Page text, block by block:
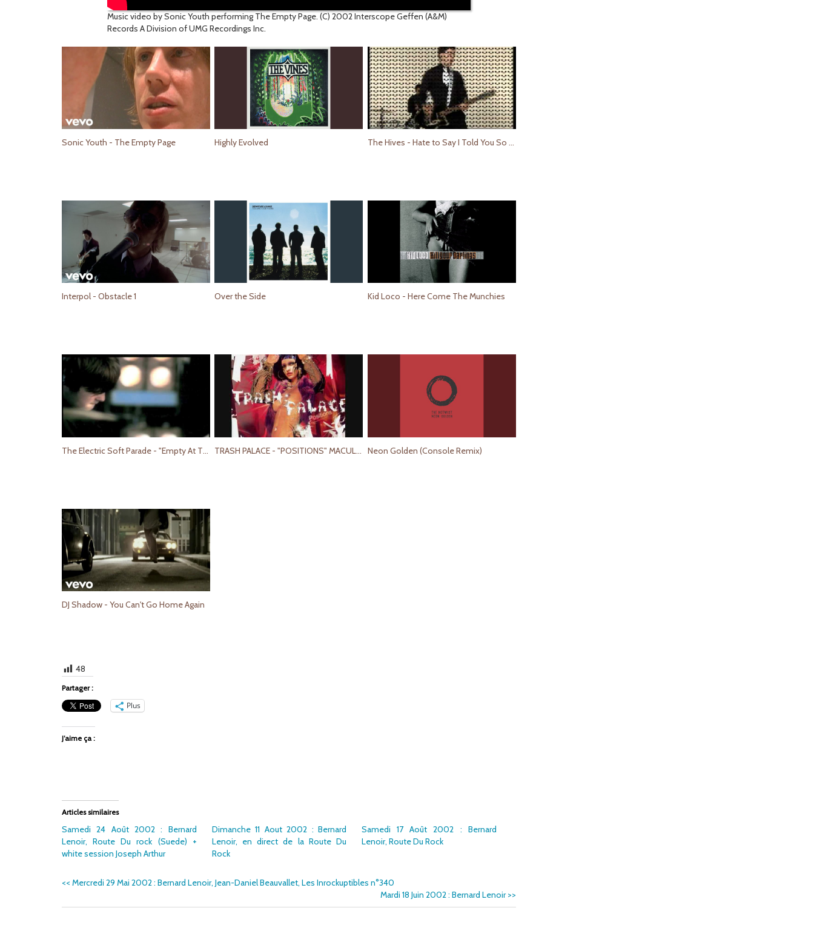
Music video by Sonic Youth performing The Empty Page. (C) 2002 Interscope Geffen (A&M)
Records A Division of UMG Recordings Inc.
Sonic Youth - The Empty Page Highly Evolved The Hives - Hate to Say I Told You So (Official Music Video)
Interpol - Obstacle 1 Over the Side Kid Loco - Here Come The Munchies
The Electric Soft Parade - "Empty At The End" TRASH PALACE - "POSITIONS" MACULEÉ CONCEPTION Neon Golden (Console Remix)
DJ Shadow - You Can't Go Home Again
48
Partager :
Plus
J’aime ça :
Articles similaires
Samedi 24 Août 2002 : Bernard
Lenoir, Route Du rock (Suede) +
white session Joseph Arthur
Dimanche 11 Aout 2002 : Bernard
Lenoir, en direct de la Route Du
Rock
Samedi 17 Août 2002 : Bernard
Lenoir, Route Du Rock
<< Mercredi 29 Mai 2002 : Bernard Lenoir, Jean-Daniel Beauvallet, Les Inrockuptibles n°340
Mardi 18 Juin 2002 : Bernard Lenoir>>